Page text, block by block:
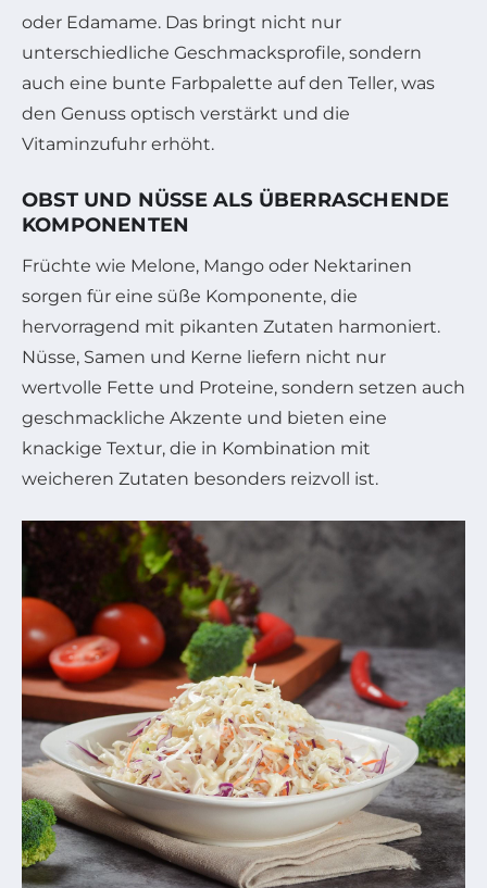
oder Edamame. Das bringt nicht nur
unterschiedliche Geschmacksprofile, sondern
auch eine bunte Farbpalette auf den Teller, was
den Genuss optisch verstärkt und die
Vitaminzufuhr erhöht.
OBST UND NÜSSE ALS ÜBERRASCHENDE
KOMPONENTEN
Früchte wie Melone, Mango oder Nektarinen
sorgen für eine süße Komponente, die
hervorragend mit pikanten Zutaten harmoniert.
Nüsse, Samen und Kerne liefern nicht nur
wertvolle Fette und Proteine, sondern setzen auch
geschmackliche Akzente und bieten eine
knackige Textur, die in Kombination mit
weicheren Zutaten besonders reizvoll ist.